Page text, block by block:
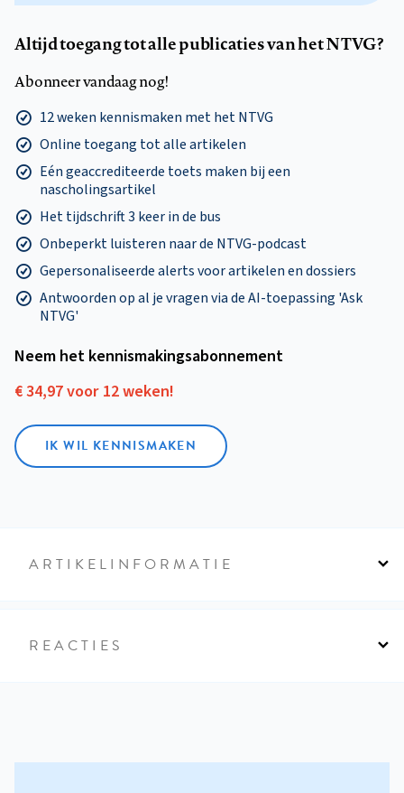
Altijd toegang tot alle publicaties van het NTVG?
Abonneer vandaag nog!
12 weken kennismaken met het NTVG
Online toegang tot alle artikelen
Eén geaccrediteerde toets maken bij een
nascholingsartikel
Het tijdschrift 3 keer in de bus
Onbeperkt luisteren naar de NTVG-podcast
Gepersonaliseerde alerts voor artikelen en dossiers
Antwoorden op al je vragen via de AI-toepassing 'Ask
NTVG'
Neem het kennismakings­abonnement
€ 34,97 voor 12 weken!
IK WIL KENNISMAKEN
ARTIKELINFORMATIE
REACTIES